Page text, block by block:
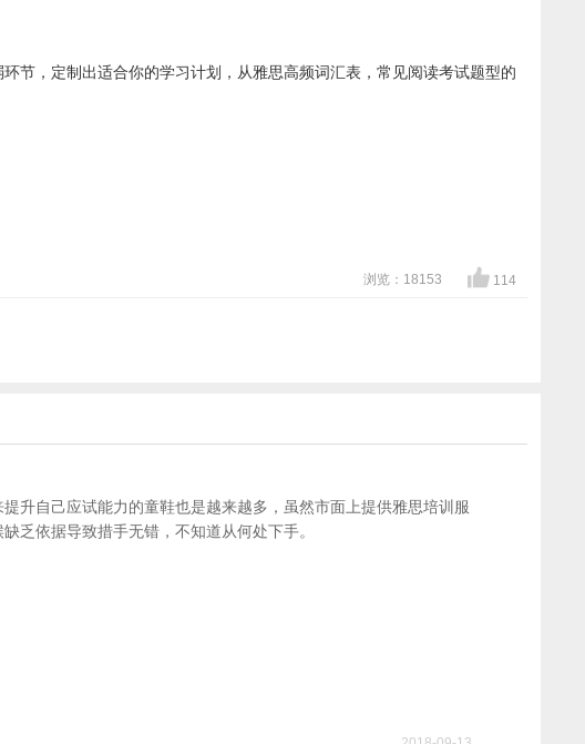
节，定制出适合你的学习计划，从雅思高频词汇表，常见阅读考试题型的
浏览：18153 114
升自己应试能力的童鞋也是越来越多，虽然市面上提供雅思培训服
乏依据导致措手无错，不知道从何处下手。